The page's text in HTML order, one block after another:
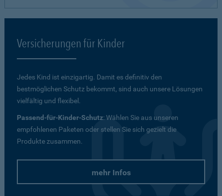
Versicherungen für Kinder
Jedes Kind ist einzigartig. Damit es definitiv den
bestmöglichen Schutz bekommt, sind auch unsere Lösungen
vielfältig und flexibel.
Passend-für-Kinder-Schutz: Wählen Sie aus unseren
empfohlenen Paketen oder stellen Sie sich gezielt die
Produkte zusammen.
mehr Infos